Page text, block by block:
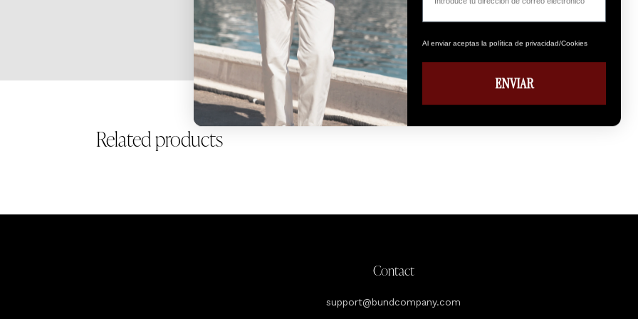
Related products
Contact
support@bundcompany.com
Al enviar aceptas la política de privacidad/Cookies
ENVIAR